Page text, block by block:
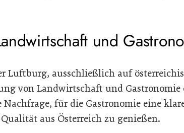
und
Luftburg, ausschließlich auf
von Landwirtschaft und Gastronomie
Nachfrage, für die Gastronomie eine
aus Österreich zu genießen.